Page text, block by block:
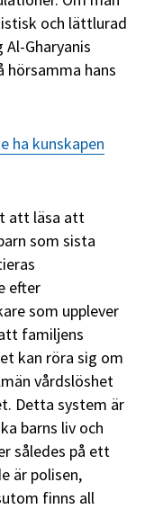
och lättlurad
Gharyanis
hörsamma hans
ha kunskapen
att läsa att
som sista
efter
som upplever
familjens
kan röra sig om
vårdslöshet
Detta system är
barns liv och
således på ett
är polisen,
finns all